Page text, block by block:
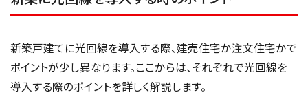
新築戸建てに光回線を導入する際、建売住宅か注文住宅かで
ポイントが少し異なります。ここからは、それぞれで光回線を
導入する際のポイントを詳しく解説します。